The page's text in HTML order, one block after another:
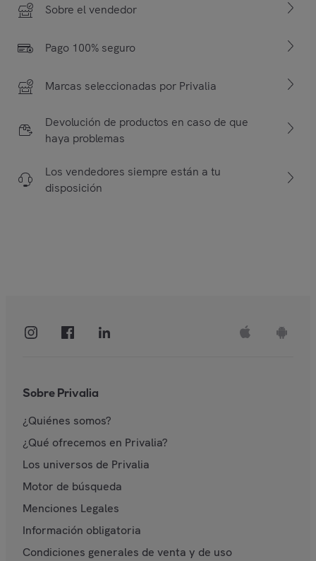
Sobre el vendedor
Pago 100% seguro
Marcas seleccionadas por Privalia
Devolución de productos en caso de que
haya problemas
Los vendedores siempre están a tu
disposición
Sobre Privalia
¿Quiénes somos?
¿Qué ofrecemos en Privalia?
Los universos de Privalia
Motor de búsqueda
Menciones Legales
Información obligatoria
Condiciones generales de venta y de uso